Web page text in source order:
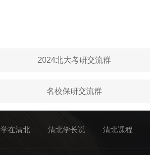
2024北大考研交流群
名校保研交流群
学在清北 清北学长说 清北课程